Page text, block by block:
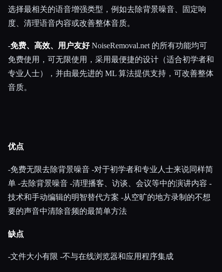
选择最相关的语音增强类型，例如去除背景噪音、固定响
度、清理语音内容或改善整体音质。
-免费、高效、用户友好NoiseRemoval.net 的所有功能均可
免费使用，可无限使用，采用最便捷的设计（适合初学者和
专业人士），并由最先进的 ML 算法提供支持，可改善整体
音质。
优点
-免费无限去除背景噪音 -对于初学者和专业人士来说同样简
单 -去除背景噪音 -清理播客、访谈、会议等中的演讲内容 -
技术和手动编辑的明智替代方案 -从空旷的地方录制的不想
要的声音中清除音频的最简单方法
缺点
-文件大小有限 -不与在线浏览器和应用程序集成